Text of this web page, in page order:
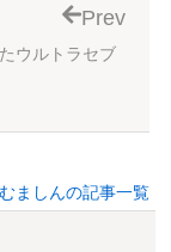
ウルトラセブ
Prev
ましんの記事一覧